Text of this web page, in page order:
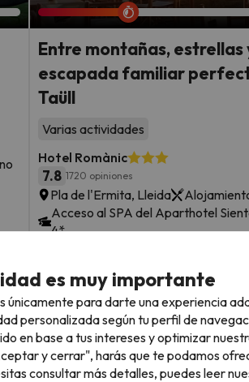
Entre montañas, estrellas
escapada familiar
Taüll
Varias actividades
Hotel Romànic
7.8 1720 opiniones
Pla de l'Ermita, Lleida
Acceso al SPA del Aparthotel
4*
Fechas para viajar: hasta el 13 de
septiembre de 2026.
Ver todos los chollos
es muy importante
únicamente para darte una experiencia
personalizada según tu perfil de
en base a tus intereses y optimizar
y cerrar", harás que te podamos
consultar más detalles, puedes leer